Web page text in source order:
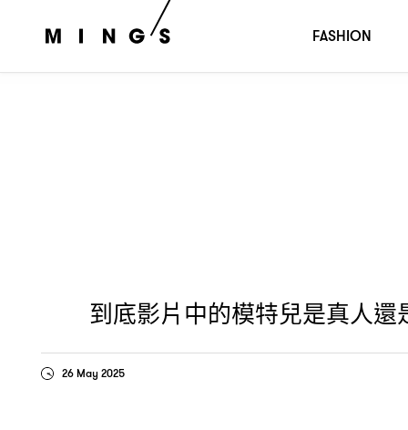
到底影片中的模特兒是真人還
26 May 2025
FASHION
到底影片中的模特兒是真人還是紙板人 ？｜